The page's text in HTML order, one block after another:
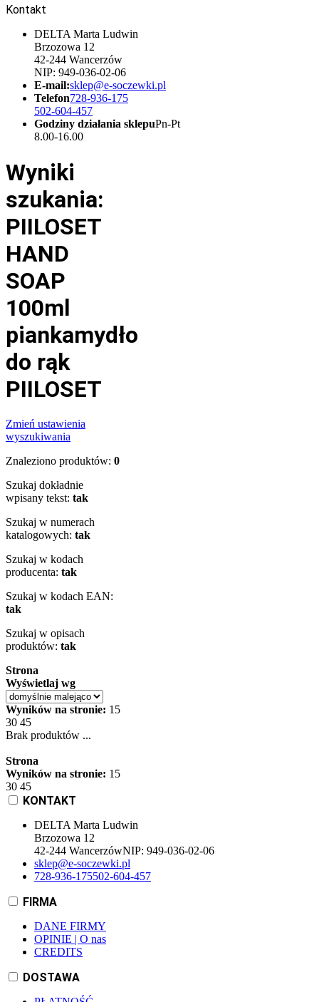
Kontakt
DELTA Marta Ludwin
Brzozowa 12
42-244 Wancerzów
NIP: 949-036-02-06
E-mail:sklep@e-soczewki.pl
Telefon728-936-175
502-604-457
Godziny działania sklepuPn-Pt
8.00-16.00
Wyniki
szukania:
PIILOSET
HAND
SOAP
100ml
piankamydło
do rąk
PIILOSET
Zmień ustawienia
wyszukiwania
Znaleziono produktów: 0
Szukaj dokładnie
wpisany tekst: tak
Szukaj w numerach
katalogowych: tak
Szukaj w kodach
producenta: tak
Szukaj w kodach EAN:
tak
Szukaj w opisach
produktów: tak
Strona
Wyświetlaj wg
Wyników na stronie: 15
30 45
Brak produktów ...
Strona
Wyników na stronie: 15
30 45
KONTAKT
DELTA Marta Ludwin
Brzozowa 12
42-244 WancerzówNIP: 949-036-02-06
sklep@e-soczewki.pl
728-936-175502-604-457
FIRMA
DANE FIRMY
OPINIE | O nas
CREDITS
DOSTAWA